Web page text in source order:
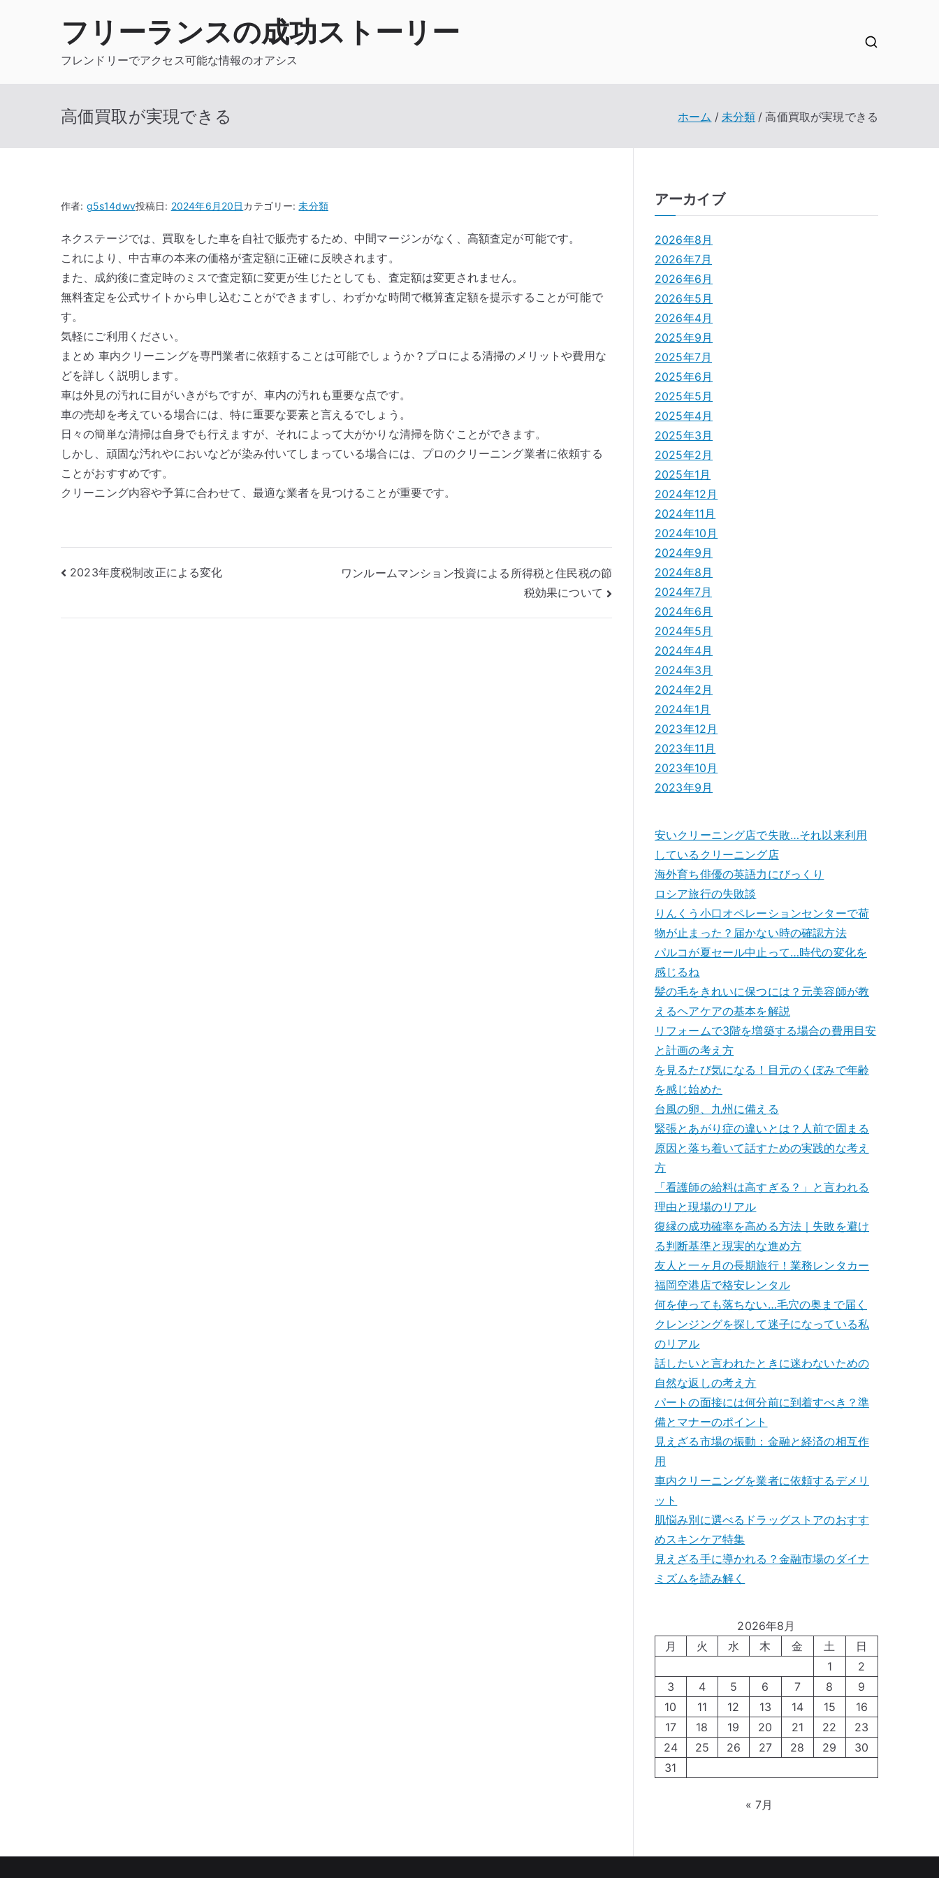
フリーランスの成功ストーリー
フレンドリーでアクセス可能な情報のオアシス
高価買取が実現できる ホーム 未分類 高価買取が実現できる
作者: g5s14dwv投稿日: 2024年6月20日カテゴリー:未分類
ネクステージでは、買取をした車を自社で販売するため、中間マージンがなく、高額査定が可能です。
これにより、中古車の本来の価格が査定額に正確に反映されます。
また、成約後に査定時のミスで査定額に変更が生じたとしても、査定額は変更されません。
無料査定を公式サイトから申し込むことができますし、わずかな時間で概算査定額を提示することが可能で
す。
気軽にご利用ください。
まとめ 車内クリーニングを専門業者に依頼することは可能でしょうか？プロによる清掃のメリットや費用な
どを詳しく説明します。
車は外見の汚れに目がいきがちですが、車内の汚れも重要な点です。
車の売却を考えている場合には、特に重要な要素と言えるでしょう。
日々の簡単な清掃は自身でも行えますが、それによって大がかりな清掃を防ぐことができます。
しかし、頑固な汚れやにおいなどが染み付いてしまっている場合には、プロのクリーニング業者に依頼する
ことがおすすめです。
クリーニング内容や予算に合わせて、最適な業者を見つけることが重要です。
投
2023年度税制改正による変化
ワンルームマンション投資による所得税と住民税の節
税効果について
アーカイブ
2026年8月
2026年7月
2026年6月
2026年5月
2026年4月
2025年9月
2025年7月
2025年6月
2025年5月
2025年4月
2025年3月
2025年2月
2025年1月
2024年12月
2024年11月
2024年10月
2024年9月
2024年8月
2024年7月
2024年6月
2024年5月
2024年4月
2024年3月
2024年2月
2024年1月
2023年12月
2023年11月
2023年10月
2023年9月
安いクリーニング店で失敗…それ以来利用
しているクリーニング店
海外育ち俳優の英語力にびっくり
ロシア旅行の失敗談
りんくう小口オペレーションセンターで荷
物が止まった？届かない時の確認方法
パルコが夏セール中止って…時代の変化を
感じるね
髪の毛をきれいに保つには？元美容師が教
えるヘアケアの基本を解説
リフォームで3階を増築する場合の費用目安
と計画の考え方
を見るたび気になる！目元のくぼみで年齢
を感じ始めた
台風の卵、九州に備える
緊張とあがり症の違いとは？人前で固まる
原因と落ち着いて話すための実践的な考え
方
「看護師の給料は高すぎる？」と言われる
理由と現場のリアル
復縁の成功確率を高める方法｜失敗を避け
る判断基準と現実的な進め方
友人と一ヶ月の長期旅行！業務レンタカー
福岡空港店で格安レンタル
何を使っても落ちない…毛穴の奥まで届く
クレンジングを探して迷子になっている私
のリアル
話したいと言われたときに迷わないための
自然な返しの考え方
パートの面接には何分前に到着すべき？準
備とマナーのポイント
見えざる市場の振動：金融と経済の相互作
用
車内クリーニングを業者に依頼するデメリ
ット
肌悩み別に選べるドラッグストアのおすす
めスキンケア特集
見えざる手に導かれる？金融市場のダイナ
ミズムを読み解く
2026年8月
月
火 水 木 金 土
日
1
2
3
4 5 6 7 8
9
10
11 12 13 14 15
16
17
18 19 20 21 22
23
24
25 26 27 28 29
30
31
« 7月